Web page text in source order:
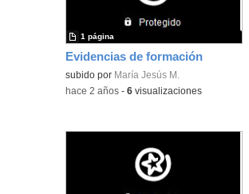
Evidencias de formación
subido por María Jesús M.
1 página
-hace 2 años -6 visualizaciones